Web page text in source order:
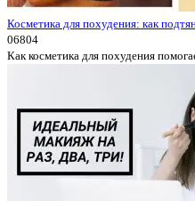
Косметика для похудения: как
06804
Как косметика для похудения